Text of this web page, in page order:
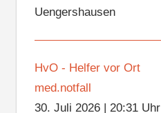
Uengershausen
HvO - Helfer vor Ort
med.notfall
30. Juli 2026| 20:31 Uhr